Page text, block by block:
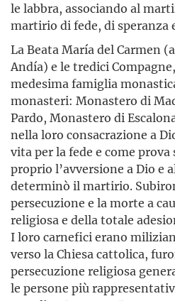
le labbra, associando al
martirio di fede, di speranza
La Beata María del Carmen
Andía) e le tredici
medesima famiglia
monasteri: Monastero di
Pardo, Monastero di
nella loro consacrazione a
vita per la fede e come prova
proprio l’avversione a Dio e
determinò il martirio.
persecuzione e la morte a
religiosa e della totale
I loro carnefici erano
verso la Chiesa cattolica,
persecuzione religiosa
le persone più